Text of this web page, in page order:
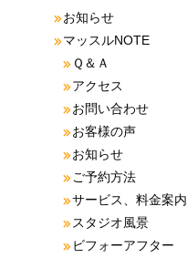
お知らせ
マッスルNOTE
Ｑ＆Ａ
アクセス
お問い合わせ
お客様の声
お知らせ
ご予約方法
サービス、料金案内
スタジオ風景
ビフォーアフター